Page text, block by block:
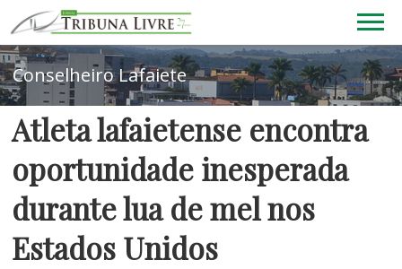
Atleta lafaietense encontra
oportunidade inesperada
durante lua de mel nos
Estados Unidos